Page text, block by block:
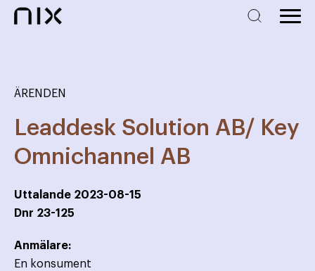
ÄRENDEN
Leaddesk Solution AB/ Key
Omnichannel AB
Uttalande 2023-08-15
Dnr 23-125
Anmälare:
En konsument